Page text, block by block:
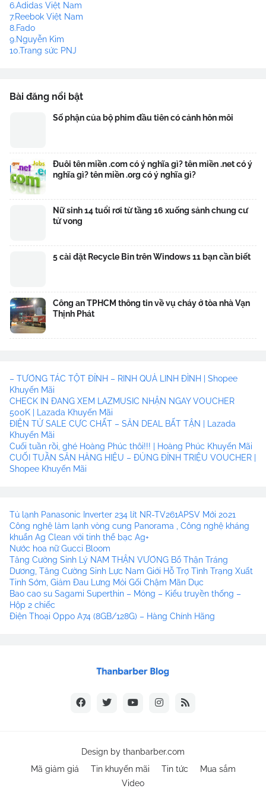
6.Adidas Việt Nam
7.Reebok Việt Nam
8.Fado
9.Nguyễn Kim
10.Trang sức PNJ
Bài đăng nổi bật
Số phận của bộ phim đầu tiên có cảnh hôn môi
Đuôi tên miền .com có ý nghĩa gì? tên miền .net có ý
nghĩa gì? tên miền .org có ý nghĩa gì?
Nữ sinh 14 tuổi rơi từ tầng 16 xuống sảnh chung cư
tử vong
5 cài đặt Recycle Bin trên Windows 11 bạn cần biết
Công an TPHCM thông tin về vụ cháy ở tòa nhà Vạn
Thịnh Phát
– TƯƠNG TÁC TỘT ĐỈNH – RINH QUÀ LINH ĐÌNH | Shopee
Khuyến Mãi
CHECK IN ĐANG XEM LAZMUSIC NHẬN NGAY VOUCHER
500K | Lazada Khuyến Mãi
ĐIỆN TỬ SALE CỰC CHẤT – SĂN DEAL BẤT TẬN | Lazada
Khuyến Mãi
Cuối tuần rồi, ghé Hoàng Phúc thôi!!! | Hoàng Phúc Khuyến Mãi
CUỐI TUẦN SĂN HÀNG HIỆU – ĐỦNG ĐỈNH TRIỆU VOUCHER |
Shopee Khuyến Mãi
Tủ lạnh Panasonic Inverter 234 lít NR-TV261APSV Mới 2021
Công nghệ làm lạnh vòng cung Panorama , Công nghệ kháng
khuẩn Ag Clean với tinh thể bạc Ag+
Nước hoa nữ Gucci Bloom
Tăng Cường Sinh Lý NAM THẬN VƯƠNG Bổ Thận Tráng
Dương, Tăng Cường Sinh Lực Nam Giới Hỗ Trợ Tình Trạng Xuất
Tinh Sớm, Giảm Đau Lưng Mỏi Gối Chậm Mãn Dục
Bao cao su Sagami Superthin – Mỏng – Kiểu truyền thống –
Hộp 2 chiếc
Điện Thoại Oppo A74 (8GB/128G) – Hàng Chính Hãng
Design by thanbarber.com
Mã giảm giá
Tin khuyến mãi Tin tức
Mua sắm
Video